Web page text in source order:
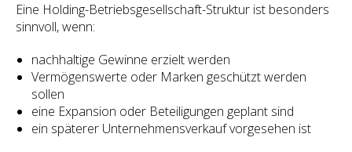
Eine Holding-Betriebsgesellschaft-Struktur ist besonders
sinnvoll, wenn:
nachhaltige Gewinne erzielt werden
Vermögenswerte oder Marken geschützt werden
sollen
eine Expansion oder Beteiligungen geplant sind
ein späterer Unternehmensverkauf vorgesehen ist